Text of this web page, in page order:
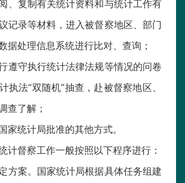
阅、复制有关统计资料和与统计工作有
记录等材料，进入被督察地区、部门
据处理信息系统进行比对、查询；
行遵守执行统计法律法规等情况的问卷
执法“双随机”抽查，赴被督察地区、
查了解；
家统计局批准的其他方式。
督察工作一般按照以下程序进行：
定方案。国家统计局根据具体任务组建